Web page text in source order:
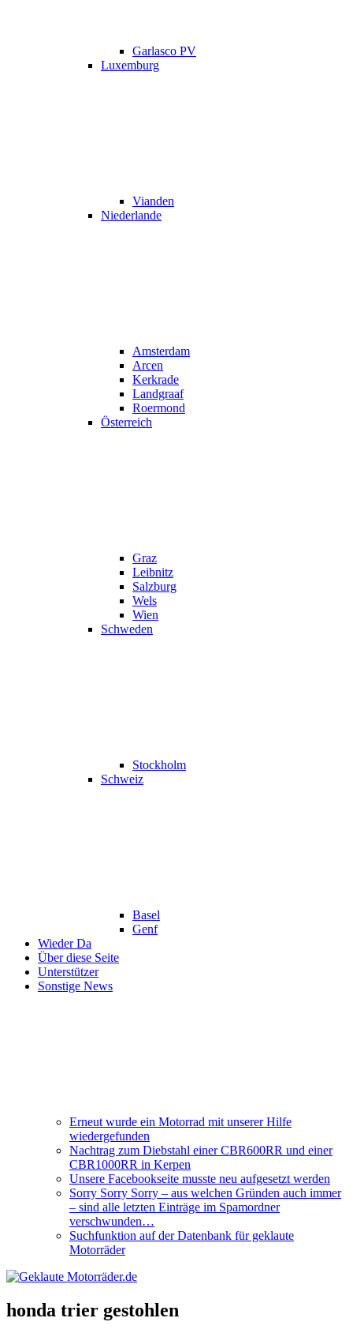
Garlasco PV
Luxemburg
Vianden
Niederlande
Amsterdam
Arcen
Kerkrade
Landgraaf
Roermond
Österreich
Graz
Leibnitz
Salzburg
Wels
Wien
Schweden
Stockholm
Schweiz
Basel
Genf
Wieder Da
Über diese Seite
Unterstützer
Sonstige News
Erneut wurde ein Motorrad mit unserer Hilfe
wiedergefunden
Nachtrag zum Diebstahl einer CBR600RR und einer
CBR1000RR in Kerpen
Unsere Facebookseite musste neu aufgesetzt werden
Sorry Sorry Sorry – aus welchen Gründen auch immer
– sind alle letzten Einträge im Spamordner
verschwunden…
Suchfunktion auf der Datenbank für geklaute
Motorräder
honda trier gestohlen